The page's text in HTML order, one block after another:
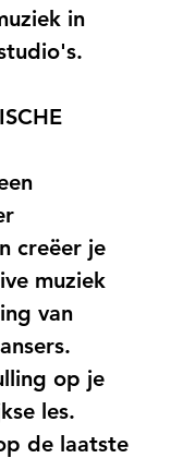
in
creëer je
muziek
van
op je
les.
de laatste